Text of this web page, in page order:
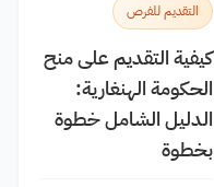
التقديم للفرص
كيفية التقديم على منح
الحكومة الهنغارية:
الدليل الشامل خطوة
بخطوة